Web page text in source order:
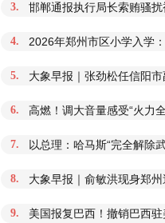
3. 邯郸通报执行局长索贿骚
4. 2026年郑州市区小学入学
5. 大象早报｜张劲松任信阳
6. 高燃！调大音量感受“火力
7. 以总理：哈马斯“完全解除
8. 大象早报｜俞敏洪现身郑
9. 美国报复巴西！撤销巴西